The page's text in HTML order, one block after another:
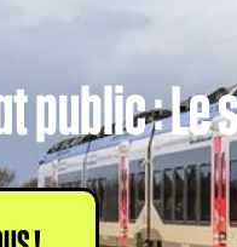
public : Le